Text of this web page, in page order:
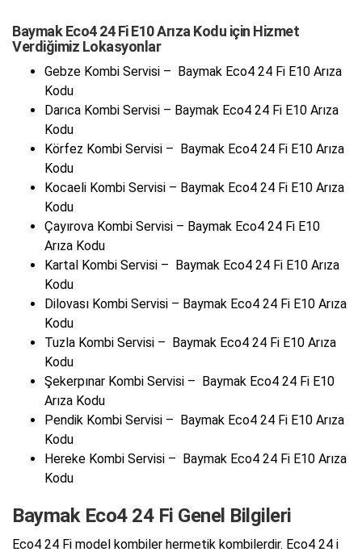
Baymak Eco4 24 Fi E10 Arıza Kodu için Hizmet
Verdiğimiz Lokasyonlar
Gebze Kombi Servisi – Baymak Eco4 24 Fi E10 Arıza
Kodu
Darıca Kombi Servisi – Baymak Eco4 24 Fi E10 Arıza
Kodu
Körfez Kombi Servisi – Baymak Eco4 24 Fi E10 Arıza
Kodu
Kocaeli Kombi Servisi – Baymak Eco4 24 Fi E10 Arıza
Kodu
Çayırova Kombi Servisi – Baymak Eco4 24 Fi E10
Arıza Kodu
Kartal Kombi Servisi – Baymak Eco4 24 Fi E10 Arıza
Kodu
Dilovası Kombi Servisi – Baymak Eco4 24 Fi E10 Arıza
Kodu
Tuzla Kombi Servisi – Baymak Eco4 24 Fi E10 Arıza
Kodu
Şekerpınar Kombi Servisi – Baymak Eco4 24 Fi E10
Arıza Kodu
Pendik Kombi Servisi – Baymak Eco4 24 Fi E10 Arıza
Kodu
Hereke Kombi Servisi – Baymak Eco4 24 Fi E10 Arıza
Kodu
Baymak Eco4 24 Fi Genel Bilgileri
Eco4 24 Fi model kombiler hermetik kombilerdir. Eco4 24 i